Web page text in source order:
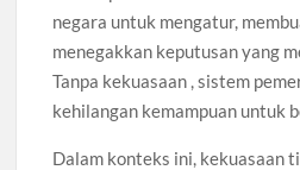
negara untuk mengatur,
menegakkan keputusan yang
Tanpa kekuasaan , sistem
kehilangan kemampuan untuk
Dalam konteks ini, kekuasaan